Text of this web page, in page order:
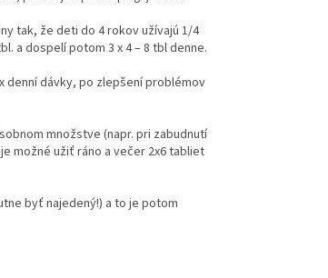
tak, že deti do 4 rokov užívajú 1/4
a dospelí potom 3 x 4 – 8 tbl denne.
denní dávky, po zlepšení problémov
množstve (napr. pri zabudnutí
možné užiť ráno a večer 2x6 tabliet
byť najedený!) a to je potom